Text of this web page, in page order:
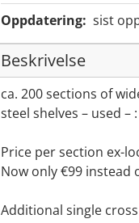
Oppdatering: sist
Beskrivelse
ca. 200 sections of
steel shelves – used – :
Price per section ex-
Now only €99 instead
Additional single